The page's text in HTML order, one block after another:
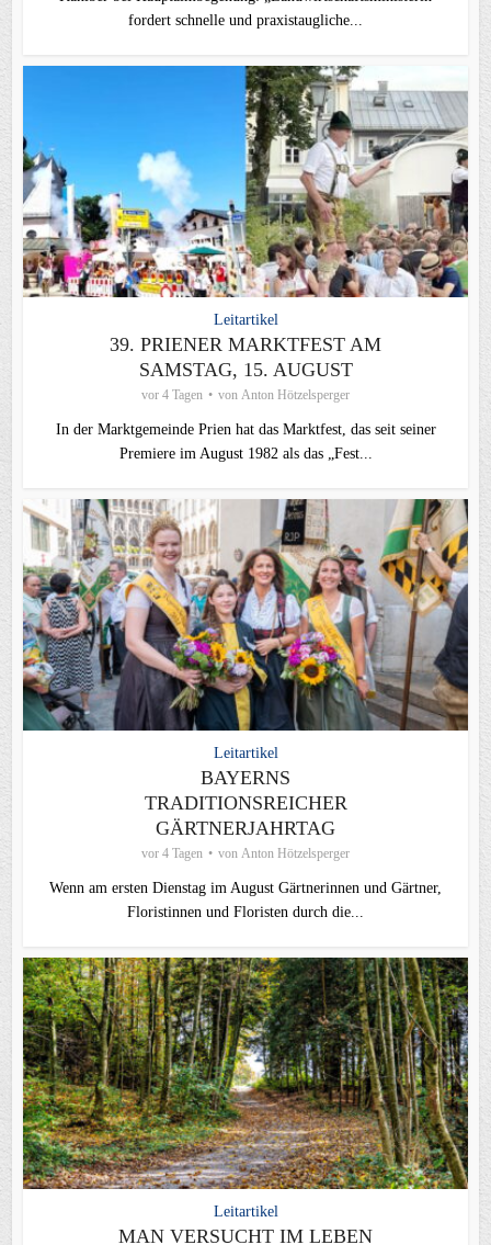
fordert schnelle und praxistaugliche...
Leitartikel
39. PRIENER MARKTFEST AM
SAMSTAG, 15. AUGUST
vor 4 Tagen von Anton Hötzelsperger
In der Marktgemeinde Prien hat das Marktfest, das seit seiner
Premiere im August 1982 als das „Fest...
Leitartikel
BAYERNS
TRADITIONSREICHER
GÄRTNERJAHRTAG
vor 4 Tagen von Anton Hötzelsperger
Wenn am ersten Dienstag im August Gärtnerinnen und Gärtner,
Floristinnen und Floristen durch die...
Leitartikel
MAN VERSUCHT IM LEBEN